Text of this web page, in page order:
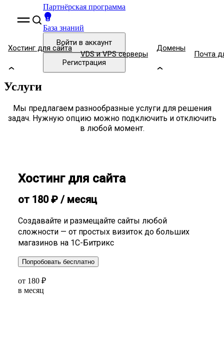
Партнёрская программа
База знаний
Войти в аккаунт
Регистрация
Хостинг для сайта
VDS и VPS серверы
Домены
Почта
Услуги
Мы предлагаем разнообразные услуги для решения
задач. Нужную опцию можно подключить и отключить
в любой момент.
Хостинг для сайта
от 180₽ / месяц
Создавайте и размещайте сайты любой
сложности — от простых визиток до больших
магазинов на 1С-Битрикс
Попробовать бесплатно
от 180 ₽
в месяц